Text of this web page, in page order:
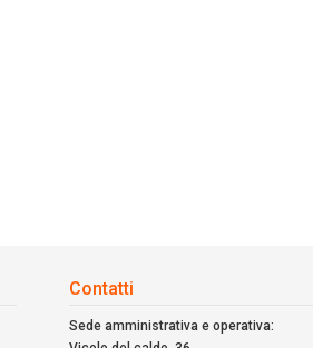
Contatti
Sede amministrativa e operativa: